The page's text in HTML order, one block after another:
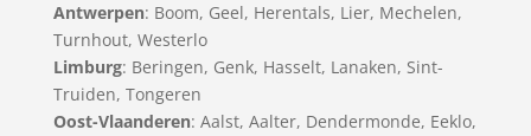
Antwerpen: Boom, Geel, Herentals, Lier, Mechelen,
Turnhout, Westerlo
Limburg: Beringen, Genk, Hasselt, Lanaken, Sint-
Truiden, Tongeren
Oost-Vlaanderen: Aalst, Aalter, Dendermonde, Eeklo,